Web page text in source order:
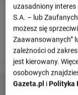
85
Rosario Central
boiska a wchodzi
uzasadniony interes
S.A. – lub
możesz się
Zaawansowanych”
zależności od
jest kierowany.
osobowych
Gazeta.pl iPolityka